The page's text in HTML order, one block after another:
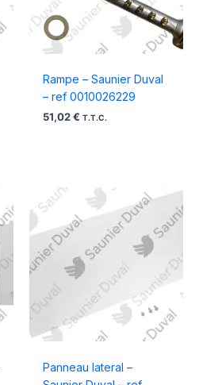
Rampe – Saunier Duval
– ref 0010026229
51,02 € T.T.C.
Panneau lateral –